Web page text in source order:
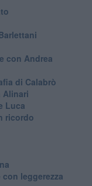
con Andrea
di Calabrò
Alinari
Luca
ricordo
leggerezza